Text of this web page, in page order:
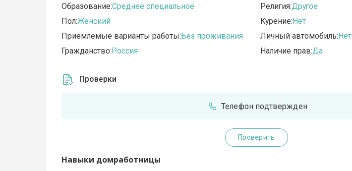
Образование:Среднее специальное
Пол:Женский
Приемлемые варианты работы:Без проживания
Гражданство:Россия
Религия:Другое
Курение:Нет
Личный автомобиль:Нет
Наличие прав:Да
Проверки
Телефон подтвержден
Проверить
Навыки домработницы